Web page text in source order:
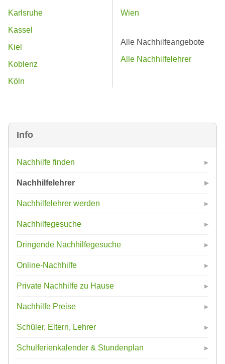
Info
Nachhilfe finden
Nachhilfelehrer
Nachhilfelehrer werden
Nachhilfegesuche
Dringende Nachhilfegesuche
Online-Nachhilfe
Private Nachhilfe zu Hause
Nachhilfe Preise
Schüler, Eltern, Lehrer
Schulferienkalender & Stundenplan
Karlsruhe
Kassel
Kiel
Koblenz
Köln
Wien
Alle Nachhilfeangebote
Alle Nachhilfelehrer